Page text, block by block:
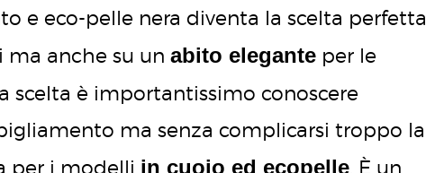
e eco-pelle nera diventa la scelta perfetta
anche su un abito elegante per le
scelta è importantissimo conoscere
ma senza complicarsi troppo la
per i modelli in cuoio ed ecopelle. È un